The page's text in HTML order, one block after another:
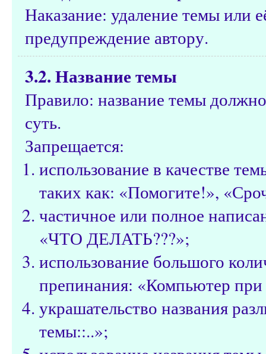
Наказание: удаление темы или
предупреждение автору.
3.2. Название темы
Правило: название темы
суть.
Запрещается:
использование в качестве
таких как: «Помогите!»,
частичное или полное
«ЧТО ДЕЛАТЬ???»;
использование большого
препинания: «Компьютер при
украшательство названия
темы::..»;